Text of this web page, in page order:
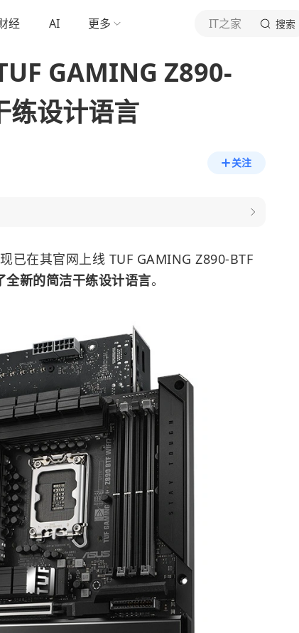
经 AI 更多 IT之家 搜索
GAMING Z890-
练设计语言
关注
已在其官网上线 TUF GAMING Z890-BTF
全新的简洁干练设计语言。